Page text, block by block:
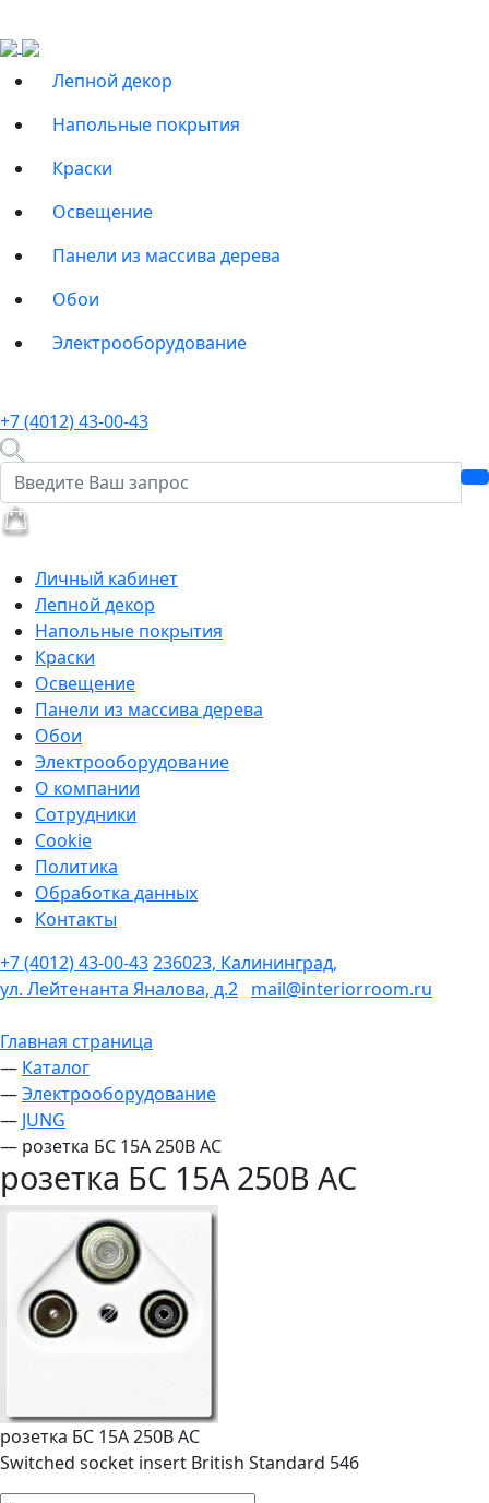
Лепной декор
Напольные покрытия
Краски
Освещение
Панели из массива дерева
Обои
Электрооборудование
+7 (4012) 43-00-43
Личный кабинет
Лепной декор
Напольные покрытия
Краски
Освещение
Панели из массива дерева
Обои
Электрооборудование
О компании
Сотрудники
Cookie
Политика
Обработка данных
Контакты
+7 (4012) 43-00-43236023, Калининград,
ул. Лейтенанта Яналова, д.2 mail@interiorroom.ru
Главная страница
— Каталог
—Электрооборудование
— JUNG
— розетка БС 15А 250В АС
розетка БС 15А 250В АС
розетка БС 15А 250В АС
Switched socket insert British Standard 546